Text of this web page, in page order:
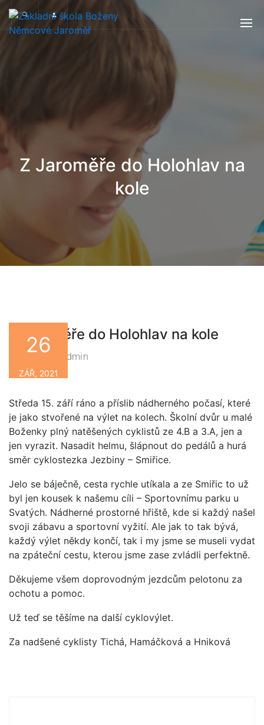
Z Jaroměře do Holohlav na
kole
Z Jaroměře do Holohlav na kole
Zsbn-Admin
26
ZÁŘ, 2021
Středa 15. září ráno a příslib nádherného počasí, které
je jako stvořené na výlet na kolech. Školní dvůr u malé
Boženky plný natěšených cyklistů ze 4.B a 3.A, jen a
jen vyrazit. Nasadit helmu, šlápnout do pedálů a hurá
směr cyklostezka Jezbiny – Smiřice.
Jelo se báječně, cesta rychle utíkala a ze Smiřic to už
byl jen kousek k našemu cíli – Sportovnímu parku u
Svatých. Nádherné prostorné hřiště, kde si každý našel
svoji zábavu a sportovní vyžití. Ale jak to tak bývá,
každý výlet někdy končí, tak i my jsme se museli vydat
na zpáteční cestu, kterou jsme zase zvládli perfektně.
Děkujeme všem doprovodným jezdcům pelotonu za
ochotu a pomoc.
Už teď se těšíme na další cyklovýlet.
Za nadšené cyklisty Tichá, Hamáčková a Hniková